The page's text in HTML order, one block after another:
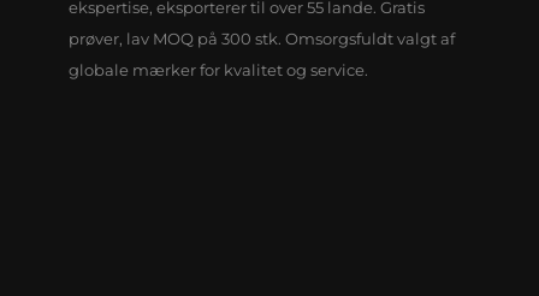
ekspertise, eksporterer til over 55 lande. Gratis
prøver, lav MOQ på 300 stk. Omsorgsfuldt valgt af
globale mærker for kvalitet og service.